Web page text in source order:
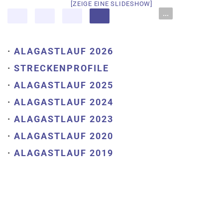
[ZEIGE EINE SLIDESHOW]
...
· ALAGASTLAUF 2026
· STRECKENPROFILE
· ALAGASTLAUF 2025
· ALAGASTLAUF 2024
· ALAGASTLAUF 2023
· ALAGASTLAUF 2020
· ALAGASTLAUF 2019